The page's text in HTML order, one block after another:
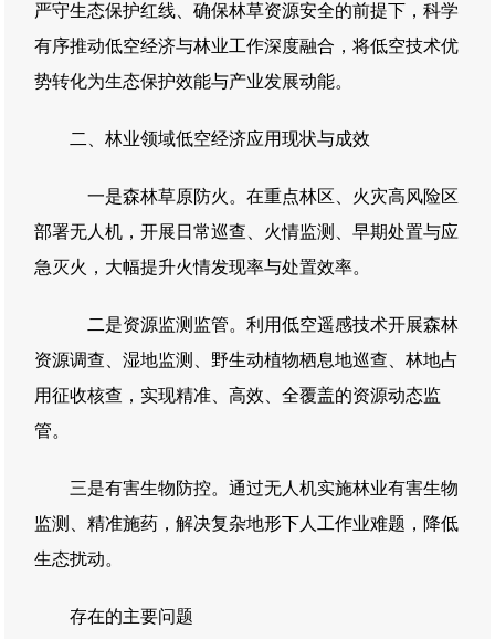
严守生态保护红线、确保林草资源安全的前提下，科学
有序推动低空经济与林业工作深度融合，将低空技术优
势转化为生态保护效能与产业发展动能。
二、林业领域低空经济应用现状与成效
一是森林草原防火。在重点林区、火灾高风险区
部署无人机，开展日常巡查、火情监测、早期处置与应
急灭火，大幅提升火情发现率与处置效率。
二是资源监测监管。利用低空遥感技术开展森林
资源调查、湿地监测、野生动植物栖息地巡查、林地占
用征收核查，实现精准、高效、全覆盖的资源动态监
管。
三是有害生物防控。通过无人机实施林业有害生物
监测、精准施药，解决复杂地形下人工作业难题，降低
生态扰动。
存在的主要问题